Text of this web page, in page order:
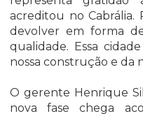
acreditou no Cabrália.
devolver em forma
qualidade. Essa
nossa construção e da
O gerente Henrique
nova fase chega